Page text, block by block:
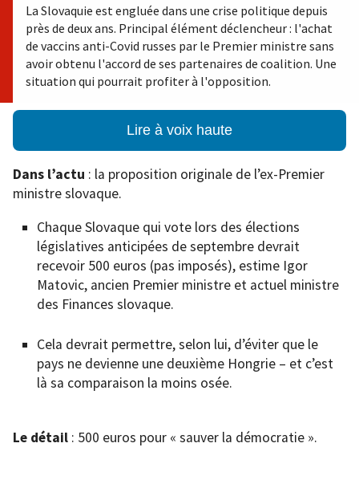
La Slovaquie est engluée dans une crise politique depuis
près de deux ans. Principal élément déclencheur : l'achat
de vaccins anti-Covid russes par le Premier ministre sans
avoir obtenu l'accord de ses partenaires de coalition. Une
situation qui pourrait profiter à l'opposition.
Lire à voix haute
Dans l’actu : la proposition originale de l’ex-Premier
ministre slovaque.
Chaque Slovaque qui vote lors des élections
législatives anticipées de septembre devrait
recevoir 500 euros (pas imposés), estime Igor
Matovic, ancien Premier ministre et actuel ministre
des Finances slovaque.
Cela devrait permettre, selon lui, d’éviter que le
pays ne devienne une deuxième Hongrie – et c’est
là sa comparaison la moins osée.
Le détail : 500 euros pour « sauver la démocratie ».